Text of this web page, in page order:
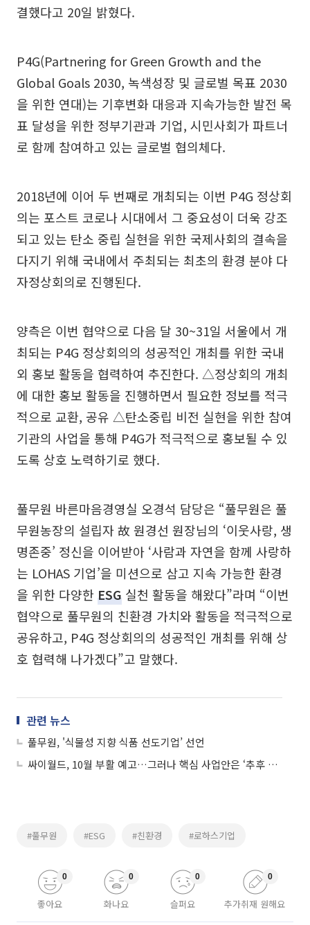
결했다고 20일 밝혔다.
P4G(Partnering for Green Growth and the
Global Goals 2030, 녹색성장 및 글로벌 목표 2030
을 위한 연대)는 기후변화 대응과 지속가능한 발전 목
표 달성을 위한 정부기관과 기업, 시민사회가 파트너
로 함께 참여하고 있는 글로벌 협의체다.
2018년에 이어 두 번째로 개최되는 이번 P4G 정상회
의는 포스트 코로나 시대에서 그 중요성이 더욱 강조
되고 있는 탄소 중립 실현을 위한 국제사회의 결속을
다지기 위해 국내에서 주최되는 최초의 환경 분야 다
자정상회의로 진행된다.
양측은 이번 협약으로 다음 달 30~31일 서울에서 개
최되는 P4G 정상회의의 성공적인 개최를 위한 국내
외 홍보 활동을 협력하여 추진한다. △정상회의 개최
에 대한 홍보 활동을 진행하면서 필요한 정보를 적극
적으로 교환, 공유 △탄소중립 비전 실현을 위한 참여
기관의 사업을 통해 P4G가 적극적으로 홍보될 수 있
도록 상호 노력하기로 했다.
풀무원 바른마음경영실 오경석 담당은 “풀무원은 풀
무원농장의 설립자 故 원경선 원장님의 ‘이웃사랑, 생
명존중’ 정신을 이어받아 ‘사람과 자연을 함께 사랑하
는 LOHAS 기업’을 미션으로 삼고 지속 가능한 환경
을 위한 다양한 ESG 실천 활동을 해왔다”라며 “이번
협약으로 풀무원의 친환경 가치와 활동을 적극적으로
공유하고, P4G 정상회의의 성공적인 개최를 위해 상
호 협력해 나가겠다”고 말했다.
관련 뉴스
풀무원, '식물성 지향 식품 선도기업’ 선언
싸이월드, 10월 부활 예고…그러나 핵심 사업안은 ‘추후 공개’
#풀무원 #ESG #친환경 #로하스기업
좋아요
0
화나요
0
슬퍼요
0
추가취재 원해요
0